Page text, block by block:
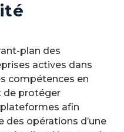
plan des
actives dans
compétences en
de protéger
afin
des opérations d’une